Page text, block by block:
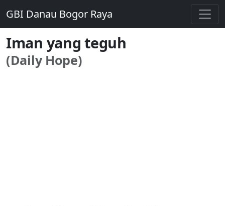
GBI Danau Bogor Raya
Iman yang teguh
(Daily Hope)